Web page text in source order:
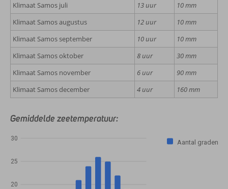
Klimaat Samos juli
13 uur
10 mm
Klimaat Samos augustus
12 uur
10 mm
Klimaat Samos september
10 uur
10 mm
Klimaat Samos oktober
8 uur
30 mm
Klimaat Samos november
6 uur
90 mm
Klimaat Samos december
4 uur 160 mm
Gemiddelde zeetemperatuur:
Aantal graden
20
25
30